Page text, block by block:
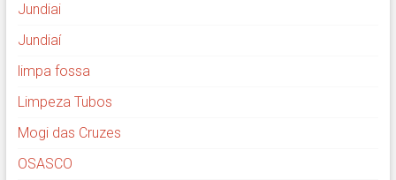
Jundiai
Jundiaí
limpa fossa
Limpeza Tubos
Mogi das Cruzes
OSASCO